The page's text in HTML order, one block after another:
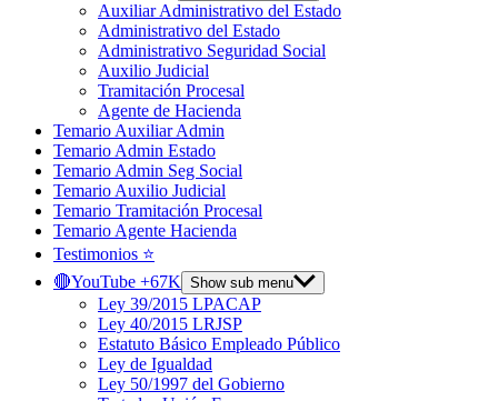
Auxiliar Administrativo del Estado
Administrativo del Estado
Administrativo Seguridad Social
Auxilio Judicial
Tramitación Procesal
Agente de Hacienda
Temario Auxiliar Admin
Temario Admin Estado
Temario Admin Seg Social
Temario Auxilio Judicial
Temario Tramitación Procesal
Temario Agente Hacienda
Testimonios ⭐️
🔴YouTube +67K Show sub menu
Ley 39/2015 LPACAP
Ley 40/2015 LRJSP
Estatuto Básico Empleado Público
Ley de Igualdad
Ley 50/1997 del Gobierno